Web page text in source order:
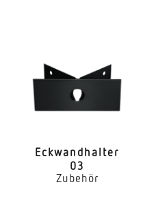
Eckwand­halter
03
Zubehör